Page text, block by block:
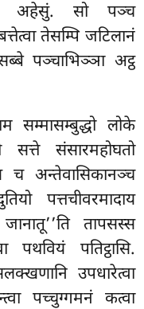
अहेसुं. सो पञ्च
तेसम्पि जटिलानं
पञ्चाभिञ्ञा अट्ठ
सम्मासम्बुद्धो लोके
सत्ते संसारमहोघतो
च अन्तेवासिकानञ्च
पत्तचीवरमादाय
तापसस्स
पतिट्ठासि.
उपधारेत्वा
पच्चुग्गमनं कत्वा